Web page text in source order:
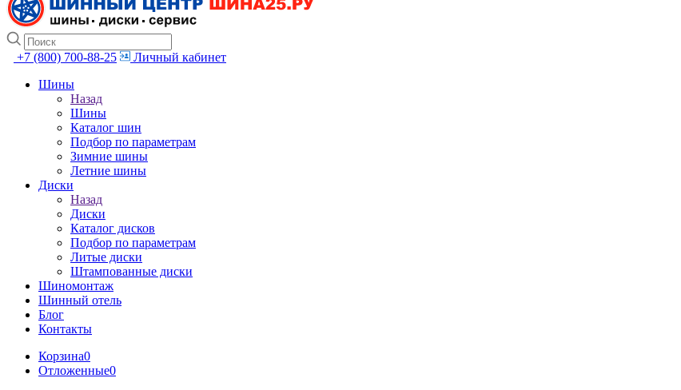
+7 (800) 700-88-25
Личный кабинет
Шины
Назад
Шины
Каталог шин
Подбор по параметрам
Зимние шины
Летние шины
Диски
Назад
Диски
Каталог дисков
Подбор по параметрам
Литые диски
Штампованные диски
Шиномонтаж
Шинный отель
Блог
Контакты
Корзина0
Отложенные0